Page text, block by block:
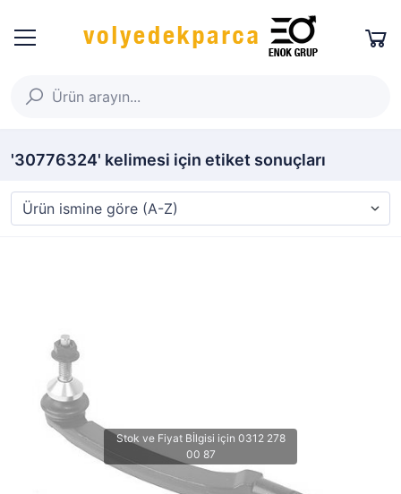
'30776324' kelimesi için etiket sonuçları